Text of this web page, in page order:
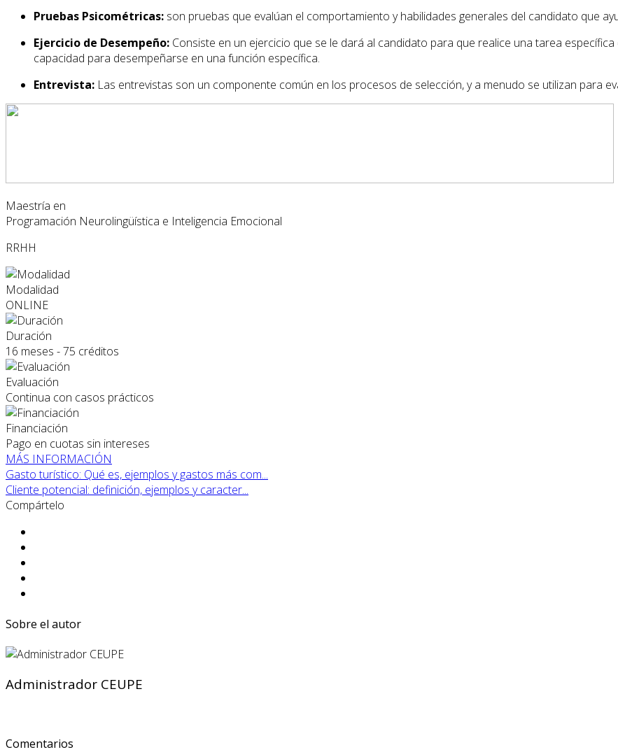
Pruebas Psicométricas: son pruebas que evalúan el comportamiento y habilidades generales del candidato que
Ejercicio de Desempeño: Consiste en un ejercicio que se le dará al candidato para que realice una tarea
capacidad para desempeñarse en una función específica.
Entrevista: Las entrevistas son un componente común en los procesos de selección, y a menudo se utilizan para
Maestría en
Programación Neurolingüística e Inteligencia Emocional
RRHH
Modalidad
ONLINE
Duración
16 meses - 75 créditos
Evaluación
Continua con casos prácticos
Financiación
Pago en cuotas sin intereses
MÁS INFORMACIÓN
Gasto turístico: Qué es, ejemplos y gastos más com...
Cliente potencial: definición, ejemplos y caracter...
Compártelo
Sobre el autor
Administrador CEUPE
Comentarios